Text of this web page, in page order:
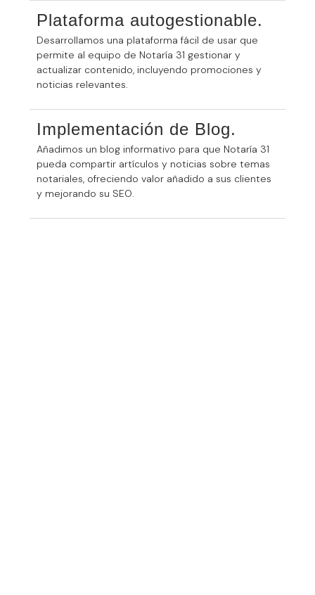
Plataforma autogestionable.
Desarrollamos una plataforma fácil de usar que
permite al equipo de Notaría 31 gestionar y
actualizar contenido, incluyendo promociones y
noticias relevantes.
Implementación de Blog.
Añadimos un blog informativo para que Notaría 31
pueda compartir artículos y noticias sobre temas
notariales, ofreciendo valor añadido a sus clientes
y mejorando su SEO.